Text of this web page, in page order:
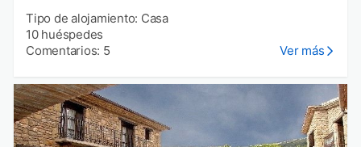
Tipo de alojamiento: Casa
10 huéspedes
Comentarios: 5
Ver más